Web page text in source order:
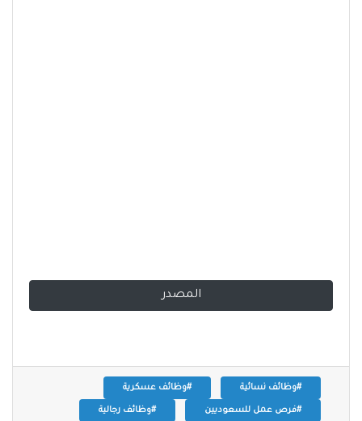
المصدر
#وظائف نسائية #وظائف عسكرية
#فرص عمل للسعوديين #وظائف رجالية